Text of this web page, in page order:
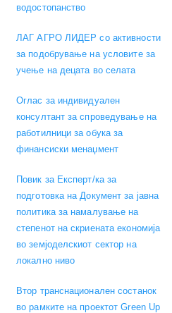
водостопанство
ЛАГ АГРО ЛИДЕР со активности
за подобрување на условите за
учење на децата во селата
Оглас за индивидуален
консултант за спроведување на
работилници за обука за
финансиски менаџмент
Повик за Експерт/ка за
подготовка на Документ за јавна
политика за намалување на
степенот на скриената економија
во земјоделскиот сектор на
локално ниво
Втор транснационален состанок
во рамките на проектот Green Up